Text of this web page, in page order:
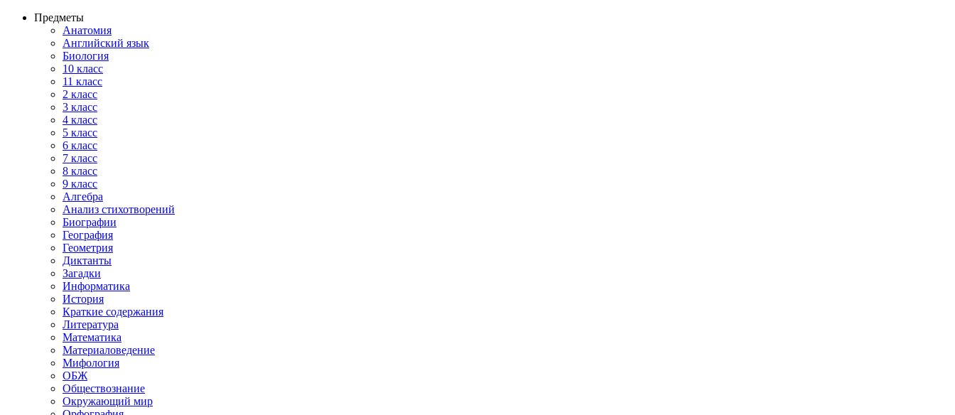
Предметы
Анатомия
Английский язык
Биология
10 класс
11 класс
2 класс
3 класс
4 класс
5 класс
6 класс
7 класс
8 класс
9 класс
Алгебра
Анализ стихотворений
Биографии
География
Геометрия
Диктанты
Загадки
Информатика
История
Краткие содержания
Литература
Математика
Материаловедение
Мифология
ОБЖ
Обществознание
Окружающий мир